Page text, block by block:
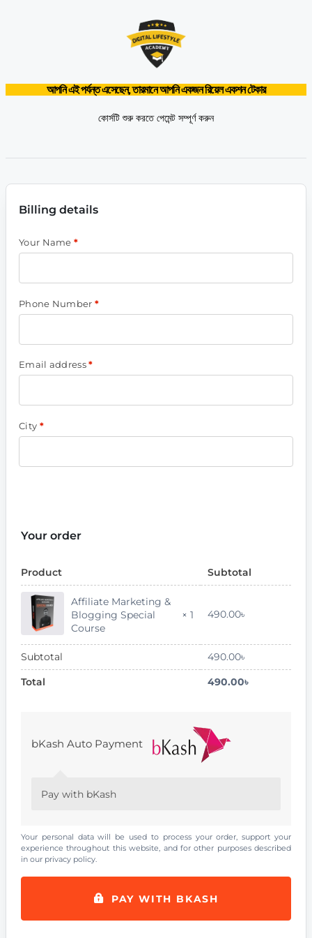
আপনি এই পর্যন্ত এসেছেন, তারমানে আপনি একজন রিয়েল একশন টেকার
কোর্সটি শুরু করতে পেমেন্ট সম্পূর্ণ করুন
Billing details
Your Name *
Phone Number *
Email address*
City *
Your order
Product Subtotal
Affiliate Marketing &
Blogging Special
Course
× 1 490.00৳
Subtotal 490.00৳
Total
490.00৳
bKash Auto Payment
Pay with bKash
Your personal data will be used to process your order, support your
experience throughout this website, and for other purposes described
in our privacy policy.
PAY WITH BKASH